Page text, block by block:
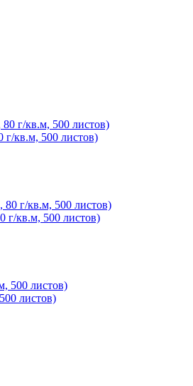
г/кв.м, 500 листов)
г/кв.м, 500 листов)
листов)